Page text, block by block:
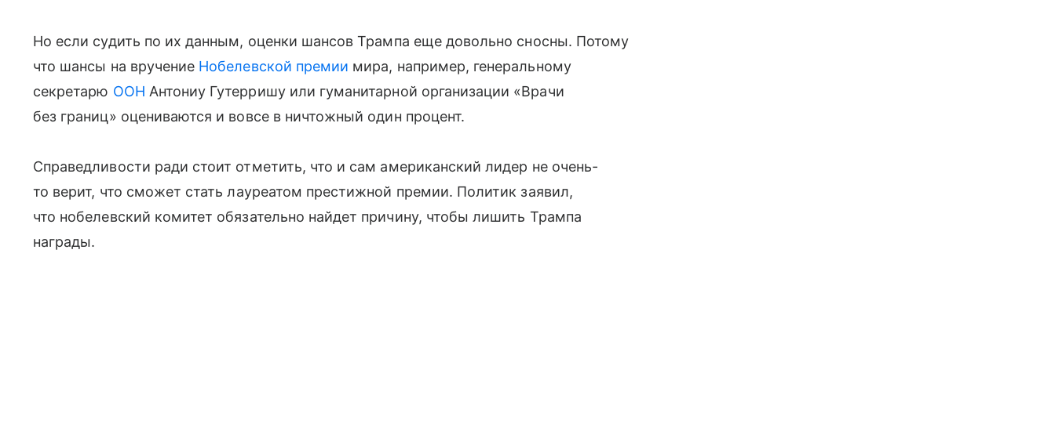
Но если судить по их данным, оценки шансов Трампа еще довольно сносны. Потому
что шансы на вручение Нобелевской премии мира, например, генеральному
секретарю ООН Антониу Гутерришу или гуманитарной организации «Врачи
без границ» оцениваются и вовсе в ничтожный один процент.
Справедливости ради стоит отметить, что и сам американский лидер не очень-
то верит, что сможет стать лауреатом престижной премии. Политик заявил,
что нобелевский комитет обязательно найдет причину, чтобы лишить Трампа
награды.